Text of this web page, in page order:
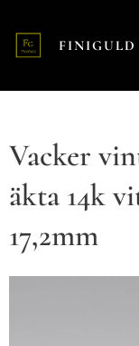
Vacker
äkta 14k
17,2mm